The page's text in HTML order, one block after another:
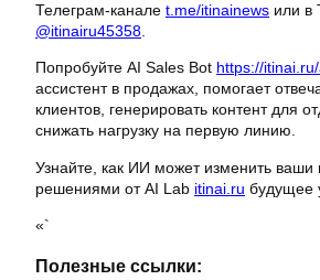
Телеграм-канале t.me/itinainews или в
@itinairu45358
Попробуйте AI Sales Bot https://
ассистент в продажах, помогает
клиентов, генерировать контент для
снижать нагрузку на первую линию.
Узнайте, как ИИ может изменить ваши
решениями от AI Lab itinai.ru будущее
«`
Полезные ссылки: